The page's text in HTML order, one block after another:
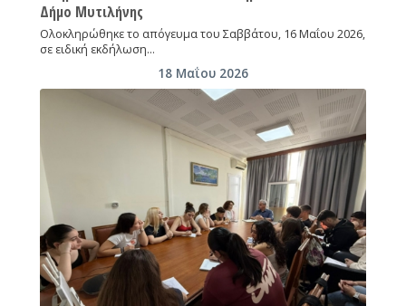
Δήμο Μυτιλήνης
Ολοκληρώθηκε το απόγευμα του Σαββάτου, 16 Μαΐου 2026,
σε ειδική εκδήλωση…
18 Μαΐου 2026